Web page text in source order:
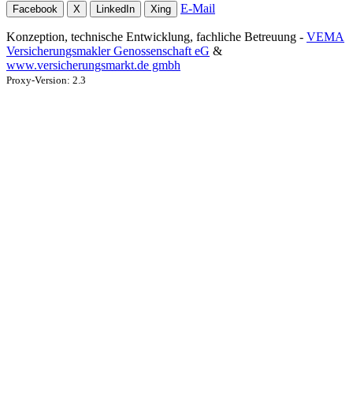
Facebook X LinkedIn Xing E-Mail
Konzeption, technische Entwicklung, fachliche Betreuung - VEMA
Versicherungsmakler Genossenschaft eG &
www.versicherungsmarkt.de gmbh
Proxy-Version: 2.3